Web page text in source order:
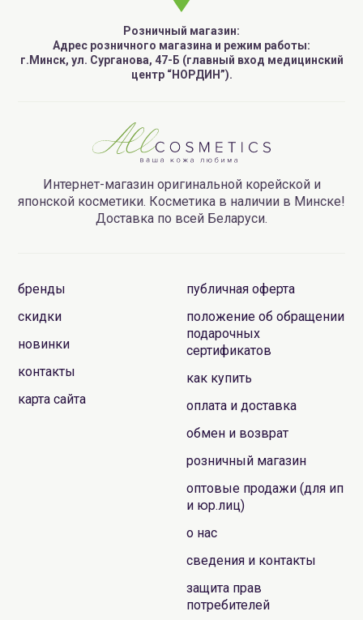
Розничный магазин:
Адрес розничного магазина и режим работы:
г.Минск, ул. Сурганова, 47-Б (главный вход медицинский
центр “НОРДИН”).
Интернет-магазин оригинальной корейской и
японской косметики. Косметика в наличии в Минске!
Доставка по всей Беларуси.
бренды
скидки
новинки
контакты
карта сайта
публичная оферта
положение об обращении
подарочных
сертификатов
как купить
оплата и доставка
обмен и возврат
розничный магазин
оптовые продажи (для ип
и юр.лиц)
о нас
сведения и контакты
защита прав
потребителей